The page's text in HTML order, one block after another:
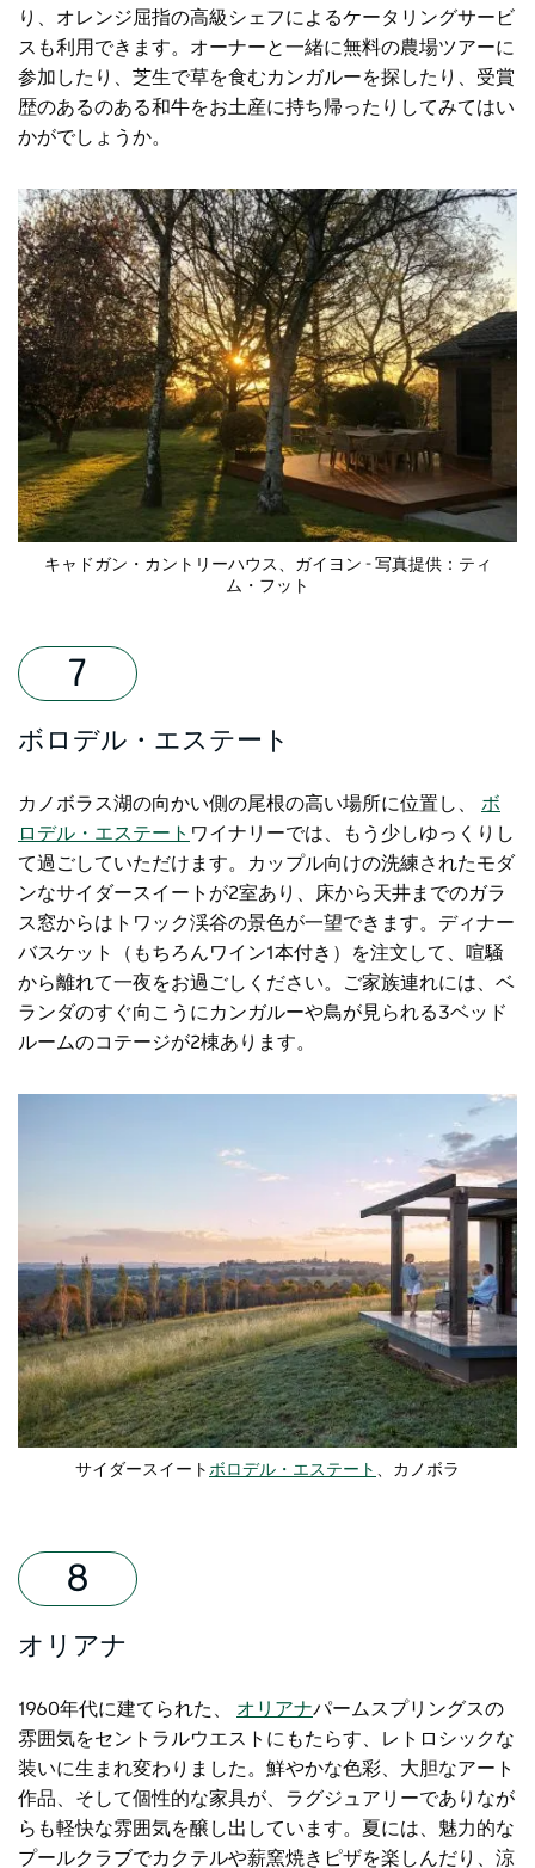
り、オレンジ屈指の高級シェフによるケータリングサービ
スも利用できます。オーナーと一緒に無料の農場ツアーに
参加したり、芝生で草を食むカンガルーを探したり、受賞
歴のあるのある和牛をお土産に持ち帰ったりしてみてはい
かがでしょうか。
キャドガン・カントリーハウス 、ガイヨン - 写真提供：ティ
ム・フット
ボロデル・エステート
カノボラス湖の向かい側の尾根の高い場所に位置し、 ボ
ロデル・エステート ワイナリーでは、もう少しゆっくりし
て過ごしていただけます。カップル向けの洗練されたモダ
ンなサイダースイートが2室あり、床から天井までのガラ
ス窓からはトワック渓谷の景色が一望できます。ディナー
バスケット（もちろんワイン1本付き）を注文して、喧騒
から離れて一夜をお過ごしください。ご家族連れには、ベ
ランダのすぐ向こうにカンガルーや鳥が見られる3ベッド
ルームのコテージが2棟あります。
サイダースイート ボロデル・エステート 、カノボラ
オリアナ
1960年代に建てられた、 オリアナパームスプリングスの
雰囲気をセントラルウエストにもたらす、レトロシックな
装いに生まれ変わりました。鮮やかな色彩、大胆なアート
作品、そして個性的な家具が、ラグジュアリーでありなが
らも軽快な雰囲気を醸し出しています。夏には、魅力的な
プールクラブでカクテルや薪窯焼きピザを楽しんだり、涼